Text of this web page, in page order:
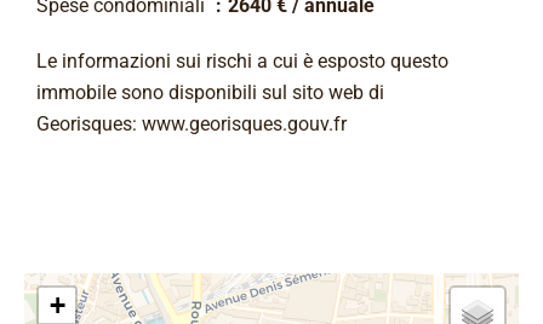
Spese condominiali 2640 € / annuale
Le informazioni sui rischi a cui è esposto questo
immobile sono disponibili sul sito web di
Georisques: www.georisques.gouv.fr
+